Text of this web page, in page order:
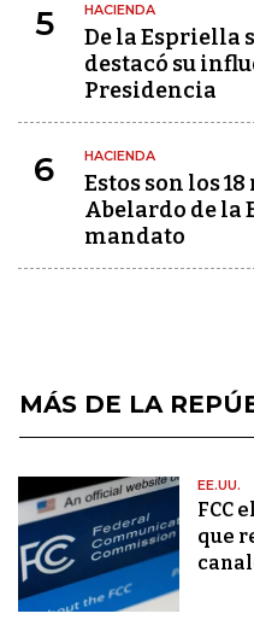
5 HACIENDA
De la Espriella
destacó su
Presidencia
6 HACIENDA
Estos son los
Abelardo de la
mandato
MÁS DE LA
EE.UU.
FCC
que